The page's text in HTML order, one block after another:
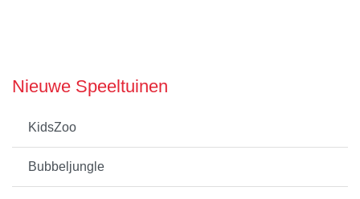
Nieuwe Speeltuinen
KidsZoo
Bubbeljungle